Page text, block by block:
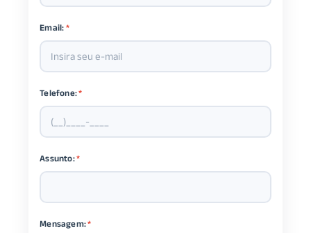
Email:*
Telefone:*
Assunto:*
Mensagem:*